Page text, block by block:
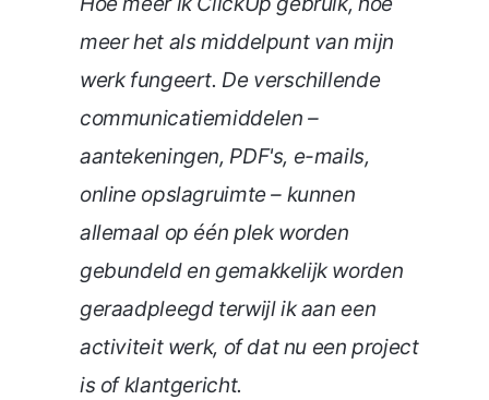
meer het als middelpunt van mijn
werk fungeert. De verschillende
communicatiemiddelen –
aantekeningen, PDF's, e-mails,
online opslagruimte – kunnen
allemaal op één plek worden
gebundeld en gemakkelijk worden
geraadpleegd terwijl ik aan een
activiteit werk, of dat nu een project
is of klantgericht.